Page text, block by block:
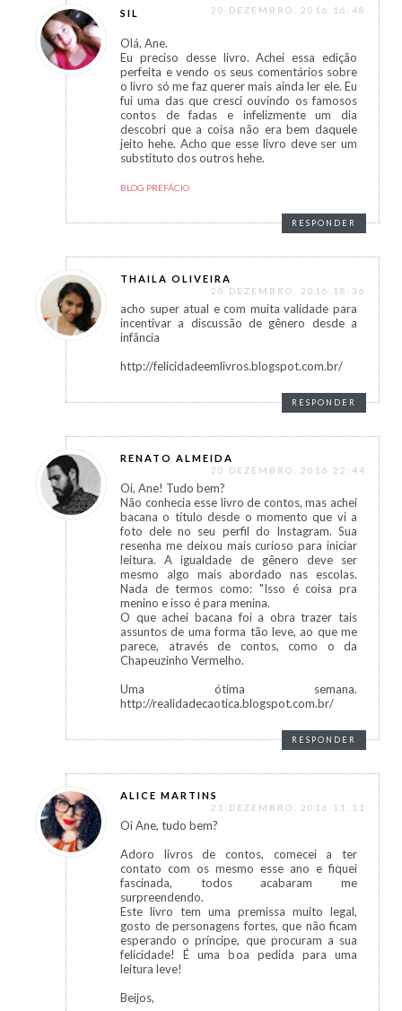
SIL 20 DEZEMBRO, 2016 16:48
Olá, Ane.
Eu preciso desse livro. Achei essa edição
perfeita e vendo os seus comentários sobre
o livro só me faz querer mais ainda ler ele. Eu
fui uma das que cresci ouvindo os famosos
contos de fadas e infelizmente um dia
descobri que a coisa não era bem daquele
jeito hehe. Acho que esse livro deve ser um
substituto dos outros hehe.
BLOG PREFÁCIO
RESPONDER
THAILA OLIVEIRA
20 DEZEMBRO, 2016 18:36
acho super atual e com muita validade para
incentivar a discussão de gênero desde a
infância
http://felicidadeemlivros.blogspot.com.br/
RESPONDER
RENATO ALMEIDA
20 DEZEMBRO, 2016 22:44
Oi, Ane! Tudo bem?
Não conhecia esse livro de contos, mas achei
bacana o título desde o momento que vi a
foto dele no seu perfil do Instagram. Sua
resenha me deixou mais curioso para iniciar
leitura. A igualdade de gênero deve ser
mesmo algo mais abordado nas escolas.
Nada de termos como: "Isso é coisa pra
menino e isso é para menina.
O que achei bacana foi a obra trazer tais
assuntos de uma forma tão leve, ao que me
parece, através de contos, como o da
Chapeuzinho Vermelho.
Uma ótima semana.
http://realidadecaotica.blogspot.com.br/
RESPONDER
ALICE MARTINS
21 DEZEMBRO, 2016 11:11
Oi Ane, tudo bem?
Adoro livros de contos, comecei a ter
contato com os mesmo esse ano e fiquei
fascinada, todos acabaram me
surpreendendo.
Este livro tem uma premissa muito legal,
gosto de personagens fortes, que não ficam
esperando o príncipe, que procuram a sua
felicidade! É uma boa pedida para uma
leitura leve!
Beijos,